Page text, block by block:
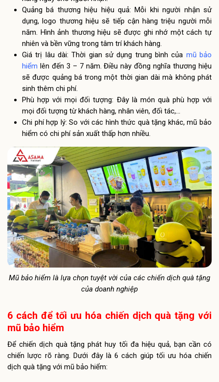
Quảng bá thương hiệu hiệu quả: Mỗi khi người nhận sử
dụng, logo thương hiệu sẽ tiếp cận hàng triệu người mỗi
năm. Hình ảnh thương hiệu sẽ được ghi nhớ một cách tự
nhiên và bền vững trong tâm trí khách hàng.
Giá trị lâu dài: Thời gian sử dụng trung bình của mũ bảo
hiểm lên đến 3 – 7 năm. Điều này đồng nghĩa thương hiệu
sẽ được quảng bá trong một thời gian dài mà không phát
sinh thêm chi phí.
Phù hợp với mọi đối tượng: Đây là món quà phù hợp với
mọi đối tượng từ khách hàng, nhân viên, đối tác,…
Chi phí hợp lý: So với các hình thức quà tặng khác, mũ bảo
hiểm có chi phí sản xuất thấp hơn nhiều.
Mũ bảo hiểm là lựa chọn tuyệt vời của các chiến dịch quà tặng
của doanh nghiệp
6 cách để tối ưu hóa chiến dịch quà tặng với
mũ bảo hiểm
Để chiến dịch quà tặng phát huy tối đa hiệu quả, bạn cần có
chiến lược rõ ràng. Dưới đây là 6 cách giúp tối ưu hóa chiến
dịch quà tặng với mũ bảo hiểm: